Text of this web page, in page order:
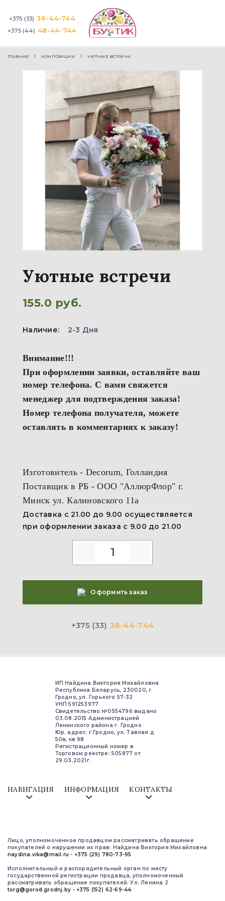
+375 (33) 36-44-744
+375 (44) 48-44-744
ГЛАВНАЯ КОМПОЗИЦИИ УЮТНЫЕ ВСТРЕЧИ
Уютные встречи
155.0 руб.
Наличие: 2-3 Дня
Внимание!!!
При оформлении заявки, оставляйте ваш
номер телефона. С вами свяжется
менеджер для подтверждения заказа!
Номер телефона получателя, можете
оставлять в комментариях к заказу!
Изготовитель - Decorum, Голландия
Поставщик в РБ - ООО "АллюрФлор" г.
Минск ул. Калиновского 11а
Доставка с 21.00 до 9.00 осуществляется
при оформлении заказа с 9.00 до 21.00
Оформить заказ
+375 (33) 36-44-744
ИП Найдина Виктория Михайловна
Республика Беларусь, 230020, г.
Гродно, ул. Горького 57-32
УНП 591253977
Свидетельство №0554796 выдано
03.08.2015 Администрацией
Ленинского района г. Гродно
Юр. адрес: г.Гродно, ул. Тавлая д
50в, кв 98
Регистрационный номер в
Торговом реестре: 505877 от
29.03.2021г.
НАВИГАЦИЯ ИНФОРМАЦИЯ КОНТАКТЫ
Лицо, уполномоченное продавцом рассматривать обращение
покупателей о нарушении их прав: Найдина Виктория Михайловна
naydina.vika@mail.ru - +375 (29) 780-73-95
Исполнительный и распорядительный орган по месту
государственной регистрации продавца, уполномоченный
рассматривать обращение покупателей. Ул. Ленина 2
torg@gorod.grodnj.by - +375 (152) 62-69-44